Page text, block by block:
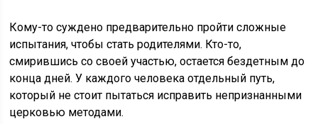
Кому-то суждено предварительно пройти сложные
испытания, чтобы стать родителями. Кто-то,
смирившись со своей участью, остается бездетным до
конца дней. У каждого человека отдельный путь,
который не стоит пытаться исправить непризнанными
церковью методами.